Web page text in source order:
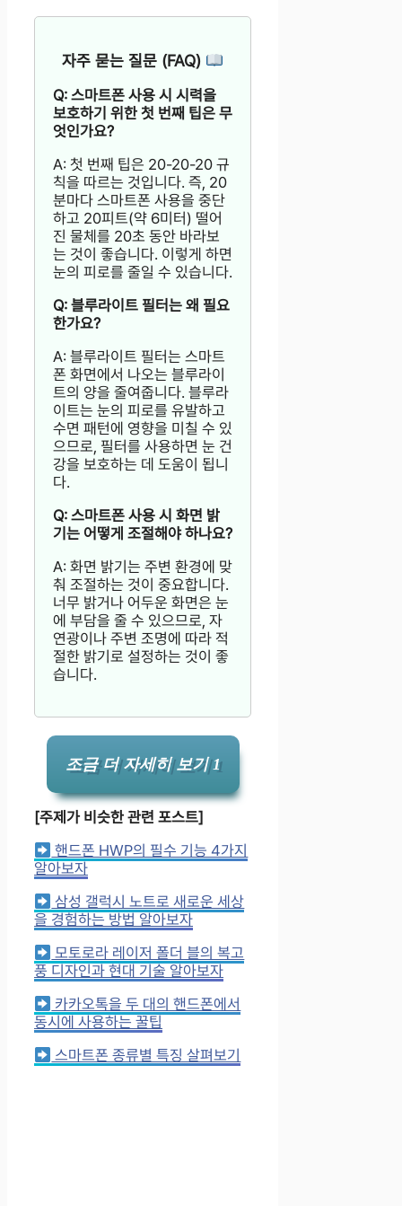
자주 묻는 질문 (FAQ)
Q: 스마트폰 사용 시 시력을
보호하기 위한 첫 번째 팁은 무
엇인가요?
A: 첫 번째 팁은 20-20-20 규
칙을 따르는 것입니다. 즉, 20
분마다 스마트폰 사용을 중단
하고 20피트(약 6미터) 떨어
진 물체를 20초 동안 바라보
는 것이 좋습니다. 이렇게 하면
눈의 피로를 줄일 수 있습니다.
Q: 블루라이트 필터는 왜 필요
한가요?
A: 블루라이트 필터는 스마트
폰 화면에서 나오는 블루라이
트의 양을 줄여줍니다. 블루라
이트는 눈의 피로를 유발하고
수면 패턴에 영향을 미칠 수 있
으므로, 필터를 사용하면 눈 건
강을 보호하는 데 도움이 됩니
다.
Q: 스마트폰 사용 시 화면 밝
기는 어떻게 조절해야 하나요?
A: 화면 밝기는 주변 환경에 맞
춰 조절하는 것이 중요합니다.
너무 밝거나 어두운 화면은 눈
에 부담을 줄 수 있으므로, 자
연광이나 주변 조명에 따라 적
절한 밝기로 설정하는 것이 좋
습니다.
조금 더 자세히 보기 1
[주제가 비슷한 관련 포스트]
핸드폰 HWP의 필수 기능 4가지
알아보자
삼성 갤럭시 노트로 새로운 세상
을 경험하는 방법 알아보자
모토로라 레이저 폴더 블의 복고
풍 디자인과 현대 기술 알아보자
카카오톡을 두 대의 핸드폰에서
동시에 사용하는 꿀팁
스마트폰 종류별 특징 살펴보기